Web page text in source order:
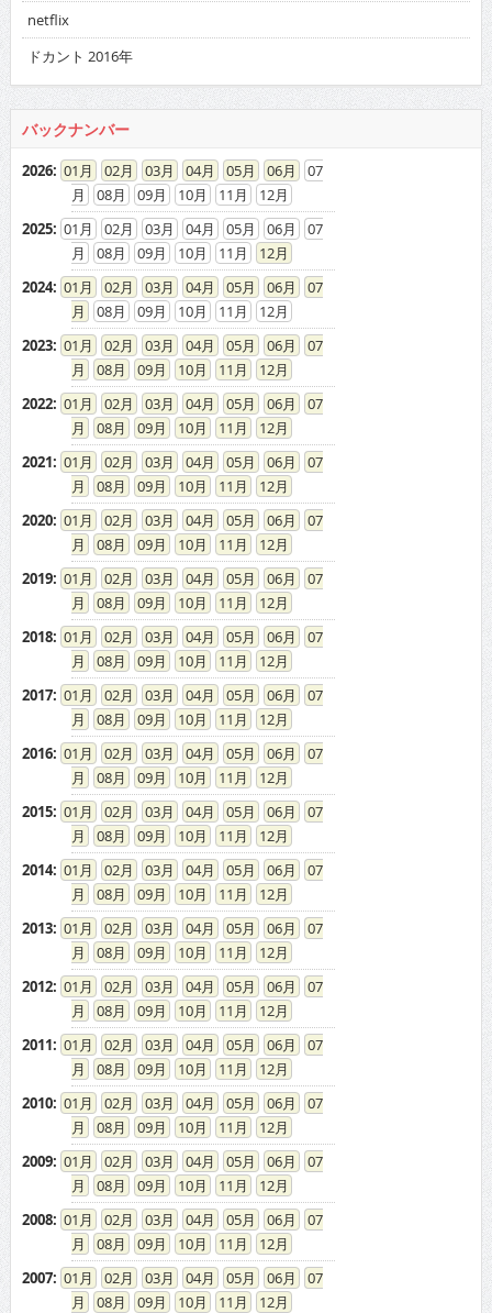
netflix
ドカント 2016年
バックナンバー
2026: 01 02 03 04 05 06
07
08
09 10 11
12
2025: 01 02 03 04 05 06
07
08
09 10 11
12
2024: 01 02 03 04 05 06
07
08
09 10 11
12
2023: 01 02 03 04 05 06
07
08
09 10 11
12
2022: 01 02 03 04 05 06
07
08
09 10 11
12
2021: 01 02 03 04 05 06
07
08
09 10 11
12
2020: 01 02 03 04 05 06
07
08
09 10 11
12
2019: 01 02 03 04 05 06
07
08
09 10 11
12
2018: 01 02 03 04 05 06
07
08
09 10 11
12
2017: 01 02 03 04 05 06
07
08
09 10 11
12
2016: 01 02 03 04 05 06
07
08
09 10 11
12
2015: 01 02 03 04 05 06
07
08
09 10 11
12
2014: 01 02 03 04 05 06
07
08
09 10 11
12
2013: 01 02 03 04 05 06
07
08
09 10 11
12
2012: 01 02 03 04 05 06
07
08
09 10 11
12
2011: 01 02 03 04 05 06
07
08
09 10 11
12
2010: 01 02 03 04 05 06
07
08
09 10 11
12
2009: 01 02 03 04 05 06
07
08
09 10 11
12
2008: 01 02 03 04 05 06
07
08
09 10 11
12
2007: 01 02 03 04 05 06
07
08
09 10 11
12